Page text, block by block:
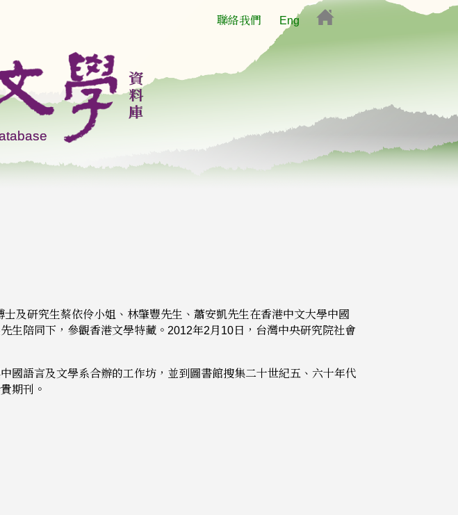
聯絡我們 Eng
及研究生蔡依伶小姐、林肇豐先生、蕭安凱先生在香港中文大學中國
生陪同下，參觀香港文學特藏。2012年2月10日，台灣中央研究院社會
國語言及文學系合辦的工作坊，並到圖書館搜集二十世紀五、六十年代
期刊。